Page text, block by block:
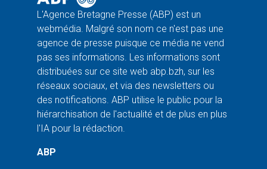
L'Agence Bretagne Presse (ABP) est un
webmédia. Malgré son nom ce n'est pas une
agence de presse puisque ce média ne vend
pas ses informations. Les informations sont
distribuées sur ce site web abp.bzh, sur les
réseaux sociaux, et via des newsletters ou
des notifications. ABP utilise le public pour la
hiérarchisation de l'actualité et de plus en plus
l'IA pour la rédaction.
ABP